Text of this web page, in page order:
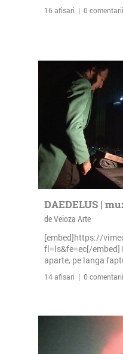
16 afisari | 0 comentarii
DAEDELUS |
de Veioza Arte
[embed]https://
fl=ls&fe=ec[/embed]
aparte, pe langa
14 afisari | 0 comentarii